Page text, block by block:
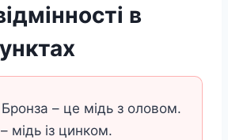
в
Бронза – це мідь з оловом.
мідь із цинком.